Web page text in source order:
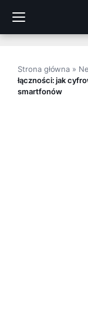
treści
Strona główna »
łączności: jak
smartfonów